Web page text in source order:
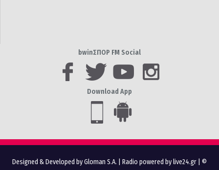
bwinΣΠΟΡ FM Social
Download App
Designed & Developed by Gloman S.A. Radio powered by live24.gr | ©